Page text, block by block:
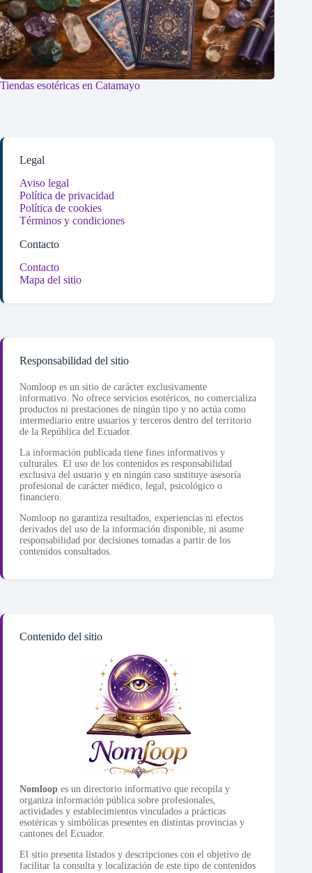
Tiendas esotéricas en Catamayo
Legal
Aviso legal
Política de privacidad
Política de cookies
Términos y condiciones
Contacto
Contacto
Mapa del sitio
Responsabilidad del sitio
Nomloop es un sitio de carácter exclusivamente
informativo. No ofrece servicios esotéricos, no comercializa
productos ni prestaciones de ningún tipo y no actúa como
intermediario entre usuarios y terceros dentro del territorio
de la República del Ecuador.
La información publicada tiene fines informativos y
culturales. El uso de los contenidos es responsabilidad
exclusiva del usuario y en ningún caso sustituye asesoría
profesional de carácter médico, legal, psicológico o
financiero.
Nomloop no garantiza resultados, experiencias ni efectos
derivados del uso de la información disponible, ni asume
responsabilidad por decisiones tomadas a partir de los
contenidos consultados.
Contenido del sitio
Nomloop es un directorio informativo que recopila y
organiza información pública sobre profesionales,
actividades y establecimientos vinculados a prácticas
esotéricas y simbólicas presentes en distintas provincias y
cantones del Ecuador.
El sitio presenta listados y descripciones con el objetivo de
facilitar la consulta y localización de este tipo de contenidos